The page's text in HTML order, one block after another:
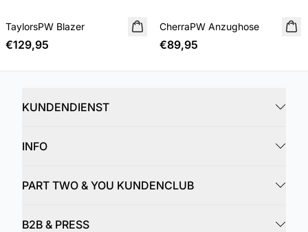
NEUHEIT
TaylorsPW Blazer
€129,95
NEUHEIT
CherraPW Anzughose
€89,95
KUNDENDIENST
INFO
PART TWO & YOU KUNDENCLUB
B2B & PRESS